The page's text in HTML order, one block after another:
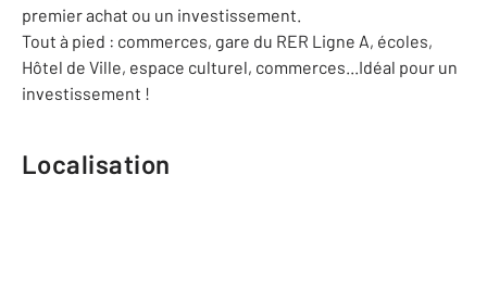
premier achat ou un investissement.
Tout à pied : commerces, gare du RER Ligne A, écoles,
Hôtel de Ville, espace culturel, commerces...Idéal pour un
investissement !
Localisation